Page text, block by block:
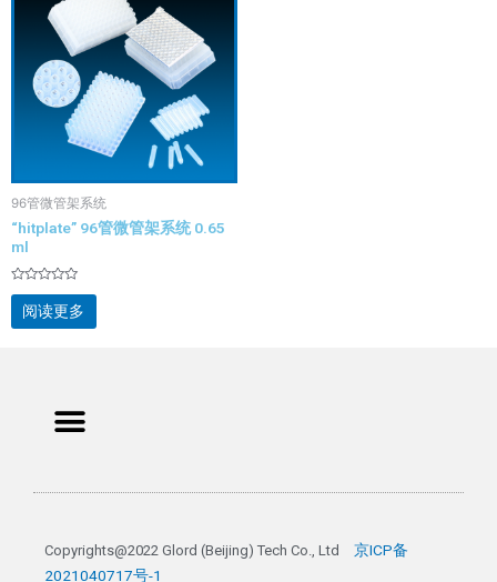
96管微管架系统
“hitplate” 96管微管架系统 0.65
ml
评
分
&sol;
阅读更多
Menu
Copyrights@2022 Glord (Beijing) Tech Co., Ltd 京ICP备
2021040717号-1